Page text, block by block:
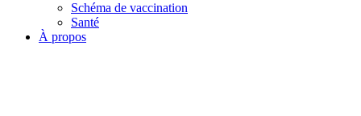
Schéma de vaccination
Santé
À propos